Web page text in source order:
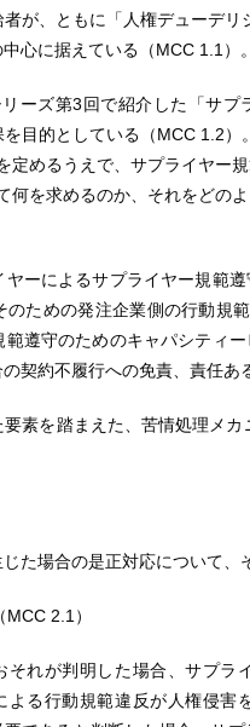
が、ともに「人権デューデ
心に据えている（MCC 1.1）
ーズ第3回で紹介した「サプ
目的としている（MCC 1.2
定めるうえで、サプライヤー
何を求めるのか、それをどの
ーによるサプライヤー規範
ための発注企業側の行動規
遵守のためのキャパシティ
契約不履行への免責、責任あ
素を踏まえた、苦情処理メ
た場合の是正対応について、
2.1）
それが判明した場合、サプ
よる行動規範違反が人権侵害